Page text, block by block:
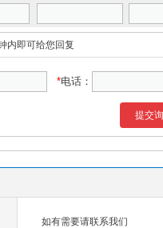
内即可给您回复
*电话：
提交
如有需要请联系我们